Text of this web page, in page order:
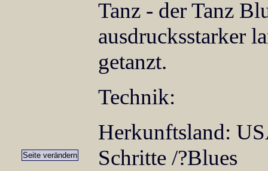
Tanz - der Tanz
ausdrucksstarker
getanzt.
Technik:
Herkunftsland:
Schritte /?Blues